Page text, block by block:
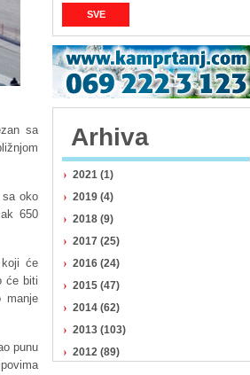
sa
oko
650
će
će biti
manje
punu
SVE
Arhiva
2021 (1)
2019 (4)
2018 (9)
2017 (25)
2016 (24)
2015 (47)
2014 (62)
2013 (103)
2012 (89)